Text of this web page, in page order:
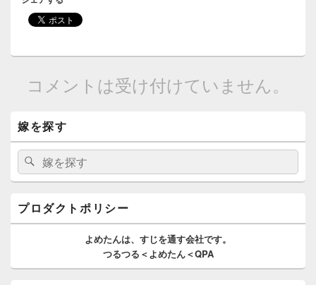
コメントは受け付けていません。
イ
ン
サ
ド
ー
ッ
嫁を探す
検
索:
検
索
プロダクトポリシー
よめたんは、 すじを通す会社です。
つるつる＜よめたん＜QPA